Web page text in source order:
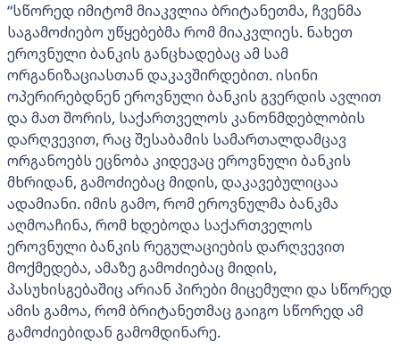
“სწორედ იმიტომ მიაკვლია ბრიტანეთმა, ჩვენმა
საგამოძიებო უწყებებმა რომ მიაკვლიეს. ნახეთ
ეროვნული ბანკის განცხადებაც ამ სამ
ორგანიზაციასთან დაკავშირდებით. ისინი
ოპერირებდნენ ეროვნული ბანკის გვერდის ავლით
და მათ შორის, საქართველოს კანონმდებლობის
დარღვევით, რაც შესაბამის სამართალდამცავ
ორგანოებს ეცნობა კიდევაც ეროვნული ბანკის
მხრიდან, გამოძიებაც მიდის, დაკავებულიცაა
ადამიანი. იმის გამო, რომ ეროვნულმა ბანკმა
აღმოაჩინა, რომ ხდებოდა საქართველოს
ეროვნული ბანკის რეგულაციების დარღვევით
მოქმედება, ამაზე გამოძიებაც მიდის,
პასუხისგებაშიც არიან პირები მიცემული და სწორედ
ამის გამოა, რომ ბრიტანეთმაც გაიგო სწორედ ამ
გამოძიებიდან გამომდინარე.